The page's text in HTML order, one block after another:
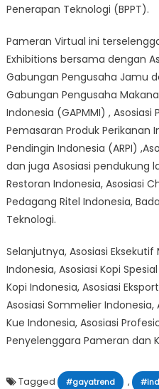
Penerapan Teknologi (BPPT).
Pameran Virtual ini
Exhibitions bersama dengan
Gabungan Pengusaha Jamu
Gabungan Pengusaha
Indonesia (GAPMMI) ,
Pemasaran Produk Perikanan
Pendingin Indonesia (ARPI)
dan juga Asosiasi pendukung
Restoran Indonesia, Asosiasi
Pedagang Ritel Indonesia,
Teknologi.
Selanjutnya, Asosiasi
Indonesia, Asosiasi Kopi
Kopi Indonesia, Asosiasi
Asosiasi Sommelier Indonesia,
Kue Indonesia, Asosiasi
Penyelenggara Pameran dan
Tagged #gayatrend ,